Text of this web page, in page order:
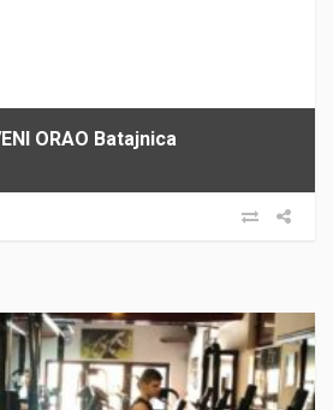
ORAO Batajnica